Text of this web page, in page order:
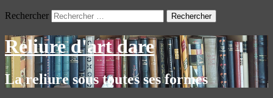
Rechercher
Reliure d'art dare
La reliure sous toutes ses formes